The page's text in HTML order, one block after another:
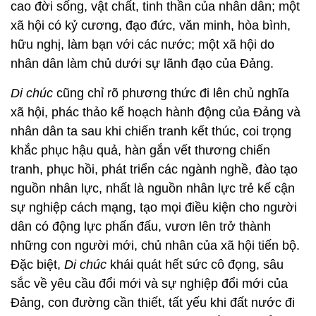
cao đời sống, vật chất, tinh thần của nhân dân; một
xã hội có kỷ cương, đạo đức, văn minh, hòa bình,
hữu nghị, làm bạn với các nước; một xã hội do
nhân dân làm chủ dưới sự lãnh đạo của Đảng.
Di chúc cũng chỉ rõ phương thức đi lên chủ nghĩa
xã hội, phác thảo kế hoạch hành động của Đảng và
nhân dân ta sau khi chiến tranh kết thúc, coi trọng
khắc phục hậu quả, hàn gắn vết thương chiến
tranh, phục hồi, phát triển các ngành nghề, đào tạo
nguồn nhân lực, nhất là nguồn nhân lực trẻ kế cận
sự nghiệp cách mạng, tạo mọi điều kiện cho người
dân có động lực phấn đấu, vươn lên trở thành
những con người mới, chủ nhân của xã hội tiến bộ.
Đặc biệt, Di chúc khái quát hết sức cô đọng, sâu
sắc về yêu cầu đổi mới và sự nghiệp đổi mới của
Đảng, con đường cần thiết, tất yếu khi đất nước đi